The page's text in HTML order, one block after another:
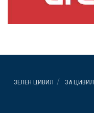
ЗЕЛЕН ЦИВИЛ ЗА ЦИВИЛ